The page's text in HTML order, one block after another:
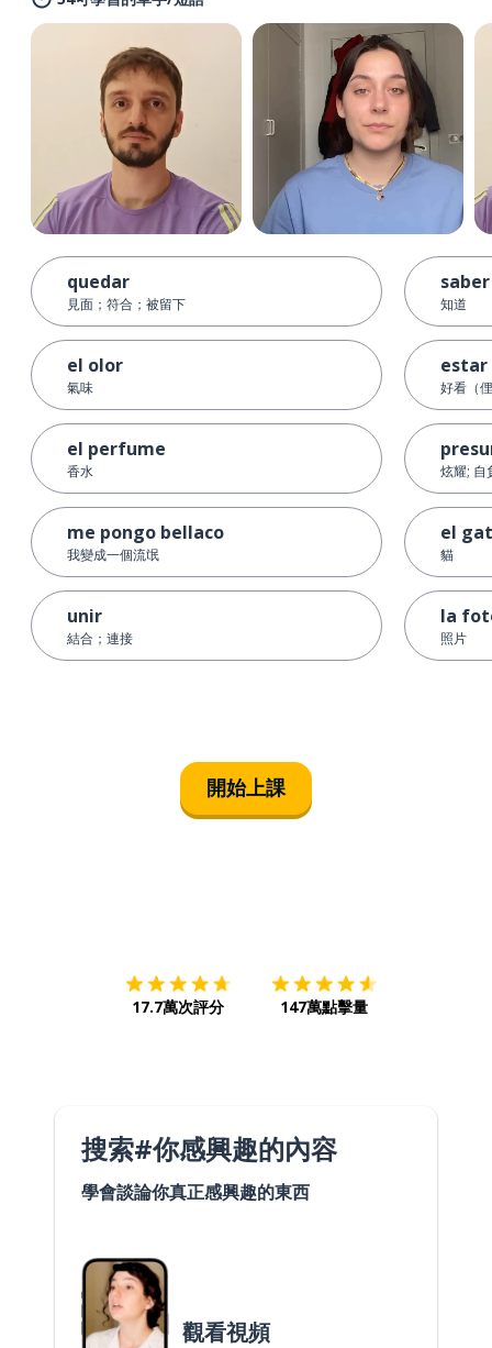
quedar
見面；符合；被留下
el olor
氣味
el perfume
香水
me pongo bellaco
我變成一個流氓
unir
結合；連接
saber
知道
estar
好看（
炫耀; 自
el
貓
la
照片
開始上課
17.7萬次評分 147萬點擊量
搜索#你感興趣的內容
學會談論你真正感興趣的東西
觀看視頻